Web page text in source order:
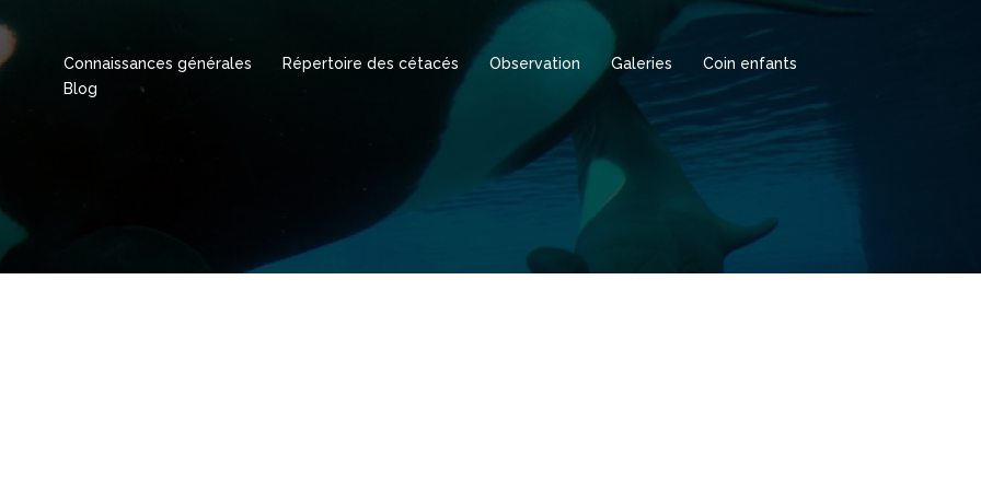
Connaissances générales Répertoire des cétacés Observation Galeries
Coin enfants
Blog